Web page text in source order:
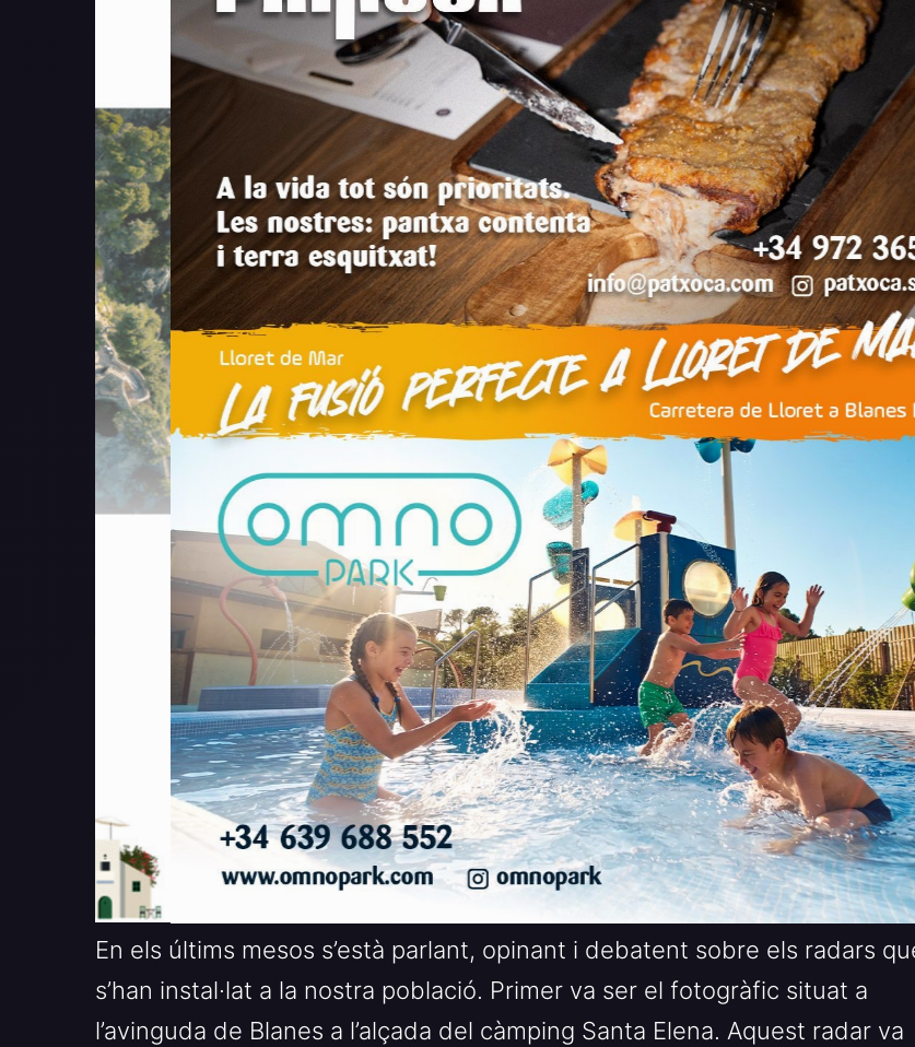
En els últims mesos s’està parlant, opinant i debatent sobre els radars
s’han instal·lat a la nostra població. Primer va ser el fotogràfic situat a
l’avinguda de Blanes a l’alçada del càmping Santa Elena. Aquest radar va